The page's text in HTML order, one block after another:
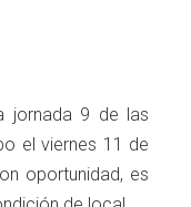
jornada 9 de las
el viernes 11 de
oportunidad, es